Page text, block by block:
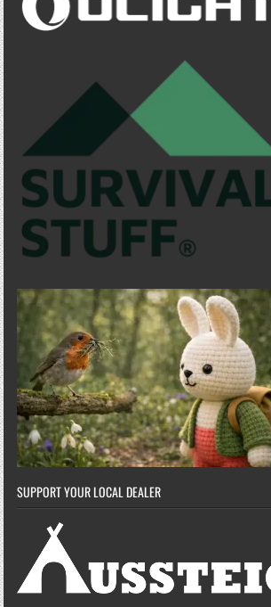
SUPPORT YOUR LOCAL DEALER